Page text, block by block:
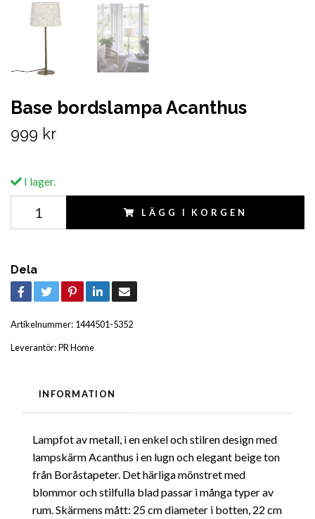
Base bordslampa Acanthus
999 kr
I lager.
LÄGG I KORGEN
Dela
Artikelnummer: 1444501-5352
Leverantör:PR Home
INFORMATION
Lampfot av metall, i en enkel och stilren design med
lampskärm Acanthus i en lugn och elegant beige ton
från Boråstapeter. Det härliga mönstret med
blommor och stilfulla blad passar i många typer av
rum. Skärmens mått: 25 cm diameter i botten, 22 cm